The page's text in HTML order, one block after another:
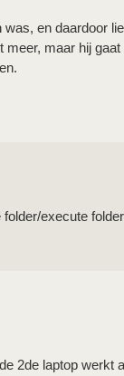
was, en daardoor
meer, maar hij
execute
2de laptop werkt